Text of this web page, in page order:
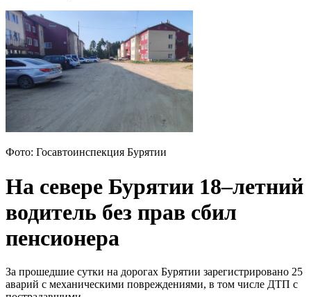
Фото: Госавтоинспекция Бурятии
На севере Бурятии 18–летний
водитель без прав сбил
пенсионера
За прошедшие сутки на дорогах Бурятии зарегистрировано 25
аварий с механическими повреждениями, в том числе ДТП с